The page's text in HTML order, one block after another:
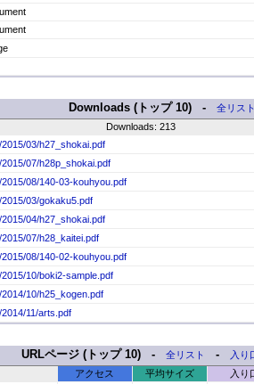
Downloads (トップ 10) -
全リス
Downloads: 213
03/h27_shokai.pdf
07/h28p_shokai.pdf
08/140-03-kouhyou.pdf
03/gokaku5.pdf
04/h27_shokai.pdf
07/h28_kaitei.pdf
08/140-02-kouhyou.pdf
10/boki2-sample.pdf
10/h25_kogen.pdf
11/arts.pdf
URLページ (トップ 10) - 全リスト -
入り
アクセス 平均サイズ
入り